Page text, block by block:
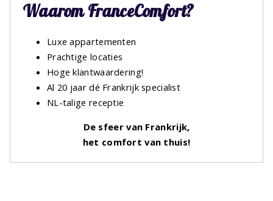
Waarom FranceComfort?
Luxe appartementen
Prachtige locaties
Hoge klantwaardering!
Al 20 jaar dé Frankrijk specialist
NL-talige receptie
De sfeer van Frankrijk,
het comfort van thuis!